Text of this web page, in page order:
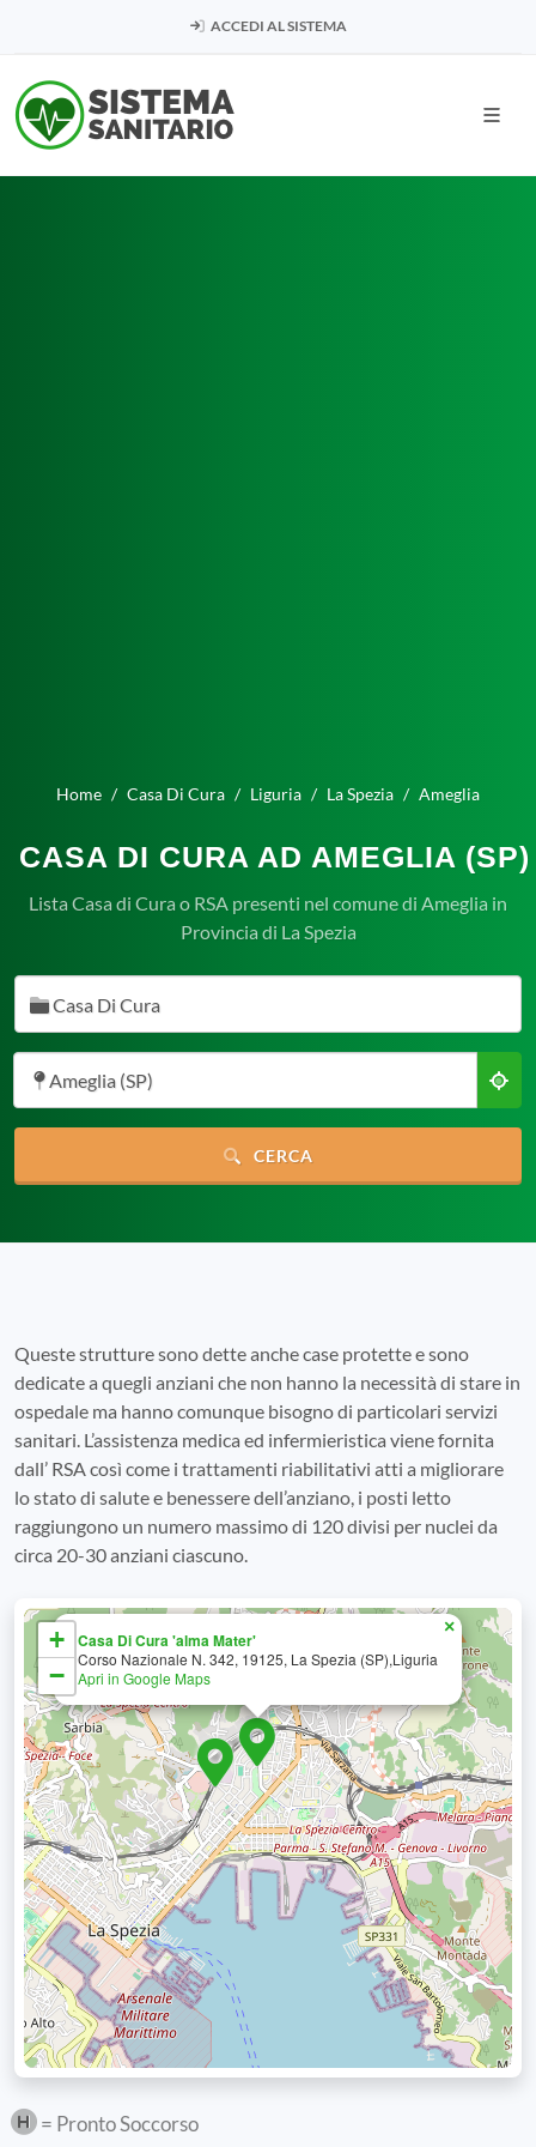
ACCEDI AL SISTEMA
Home Casa Di Cura Liguria La Spezia Ameglia
CASA DI CURA AD AMEGLIA (SP)
Lista Casa di Cura o RSA presenti nel comune di Ameglia in
Provincia di La Spezia
Casa Di Cura
Ameglia (SP)
CERCA
Queste strutture sono dette anche case protette e sono
dedicate a quegli anziani che non hanno la necessità di stare in
ospedale ma hanno comunque bisogno di particolari servizi
sanitari. L’assistenza medica ed infermieristica viene fornita
dall’ RSA così come i trattamenti riabilitativi atti a migliorare
lo stato di salute e benessere dell’anziano, i posti letto
raggiungono un numero massimo di 120 divisi per nuclei da
circa 20-30 anziani ciascuno.
Casa Di Cura 'alma Mater'
Corso Nazionale N. 342, 19125, La Spezia (SP),Liguria
Apri in Google Maps
×
+
−
= Pronto Soccorso